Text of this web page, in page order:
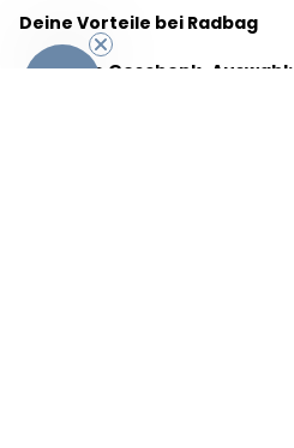
Deine Vorteile bei Radbag
✓Riesige Geschenk-Auswahl: